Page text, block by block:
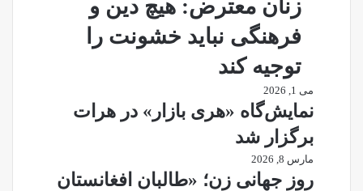
زنان معترض: هیچ دین و
فرهنگی نباید خشونت را
توجیه کند
می 1, 2026
نمایش‌گاه «هری بازار» در هرات
برگزار شد
مارس 8, 2026
روز جهانی زن؛ «طالبان افغانستان